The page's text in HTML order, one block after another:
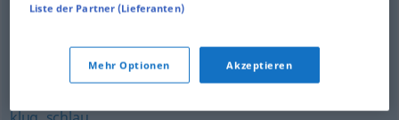
pfiffig (ugs.),geschickt,schlau
aufgeweckt,originell (geh.)
Liste der Partner (Lieferanten)
Mehr Optionen Akzeptieren